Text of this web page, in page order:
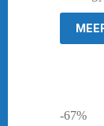
€
€
-67%